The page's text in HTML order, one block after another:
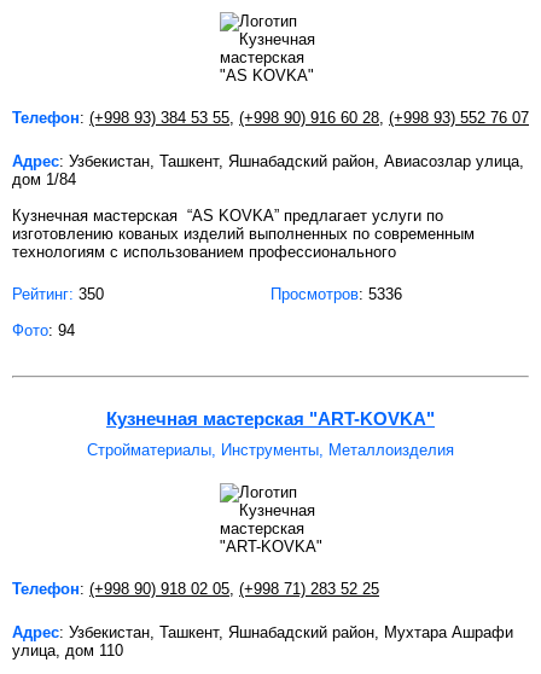
Телефон: (+998 93) 384 53 55, (+998 90) 916 60 28, (+998 93) 552 76 07
Адрес: Узбекистан, Ташкент, Яшнабадский район, Авиасозлар улица,
дом 1/84
Кузнечная мастерская “AS KOVKA” предлагает услуги по
изготовлению кованых изделий выполненных по современным
технологиям с использованием профессионального
Рейтинг: 350 Просмотров: 5336
Фото: 94
Кузнечная мастерская "ART-KOVKA"
Стройматериалы, Инструменты, Металлоизделия
Телефон: (+998 90) 918 02 05, (+998 71) 283 52 25
Адрес: Узбекистан, Ташкент, Яшнабадский район, Мухтара Ашрафи
улица, дом 110